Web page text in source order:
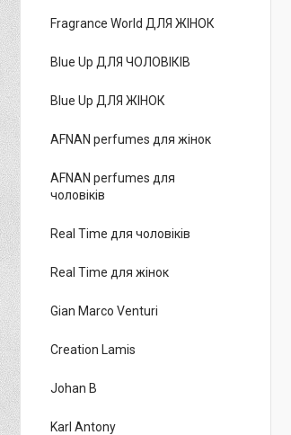
Fragrance World ДЛЯ ЖІНОК
Blue Up ДЛЯ ЧОЛОВІКІВ
Blue Up ДЛЯ ЖІНОК
AFNAN perfumes для жінок
AFNAN perfumes для
чоловіків
Real Time для чоловіків
Real Time для жінок
Gian Marco Venturi
Creation Lamis
Johan B
Karl Antony